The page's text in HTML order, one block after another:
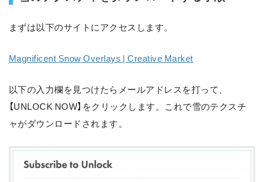
まずは以下のサイトにアクセスします。
Magnificent Snow Overlays | Creative Market
以下の入力欄を見つけたらメールアドレスを打って、
【UNLOCK NOW】をクリックします。これで雪のテクスチ
ャがダウンロードされます。